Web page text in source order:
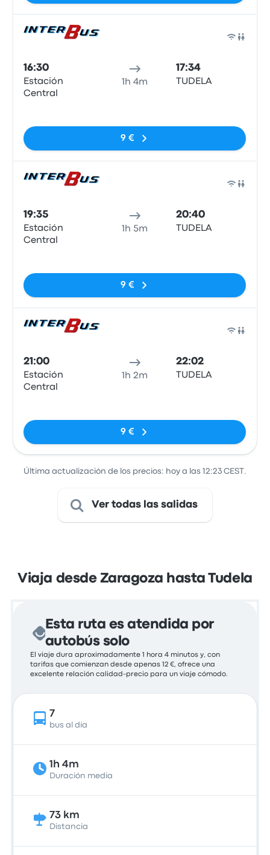
16:30
Estación
Central
1h 4m
17:34
TUDELA
9 €
19:35
Estación
Central
1h 5m
20:40
TUDELA
9 €
21:00
Estación
Central
1h 2m
22:02
TUDELA
9 €
Última actualización de los precios: hoy a las 12:23 CEST.
Ver todas las salidas
Viaja desde Zaragoza hasta Tudela
Esta ruta es atendida por
autobús solo
El viaje dura aproximadamente 1 hora 4 minutos y, con
tarifas que comienzan desde apenas 12 €, ofrece una
excelente relación calidad-precio para un viaje cómodo.
7
bus al día
1h 4m
Duración media
73 km
Distancia